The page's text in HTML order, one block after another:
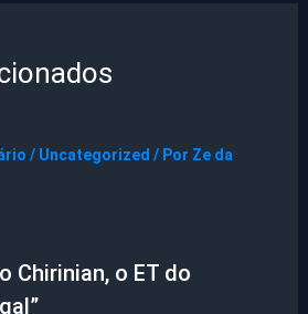
/ Uncategorized / Por Ze da
Chirinian, o ET do